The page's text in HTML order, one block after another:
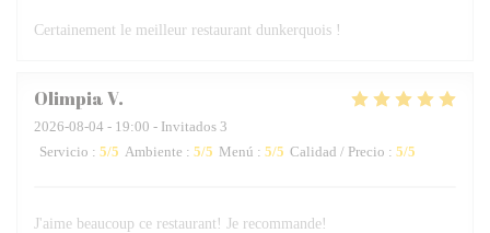
Certainement le meilleur restaurant dunkerquois !
OlimpiaV
2026-08-04 - 19:00 - Invitados 3
Servicio : 5/5 Ambiente : 5/5 Menú : 5/5 Calidad / Precio : 5/5
J'aime beaucoup ce restaurant! Je recommande!